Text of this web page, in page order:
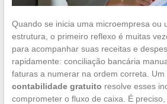
Quando se inicia uma microempresa ou
estrutura, o primeiro reflexo é muitas
para acompanhar suas receitas e
rapidamente: conciliação bancária
faturas a numerar na ordem correta. Um
contabilidade gratuito resolve esses
comprometer o fluxo de caixa. É